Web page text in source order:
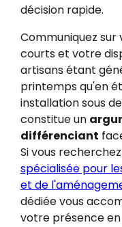
décision rapide.
Communiquez
courts et votre
artisans étant
printemps qu'en
installation sous
constitue un
différenciant
Si vous
spécialisée pour
et de
dédiée vous
votre présence en